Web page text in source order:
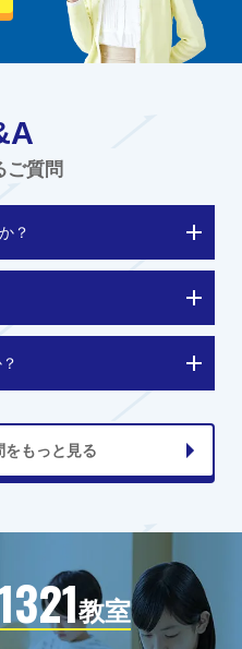
ご質問
？
をもっと見る
教室